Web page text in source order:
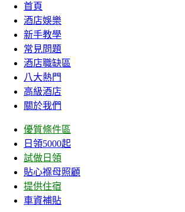
首頁
酒店娛樂
新手教學
常見問題
酒店職缺區
八大熱門
高級酒店
關於我們
優質條件區
日領5000起
試做日領
貼心褓母照顧
提供住宿
車資補貼